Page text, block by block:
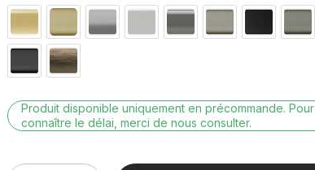
Produit disponible uniquement en précommande. Pour
connaître le délai, merci de nous consulter.